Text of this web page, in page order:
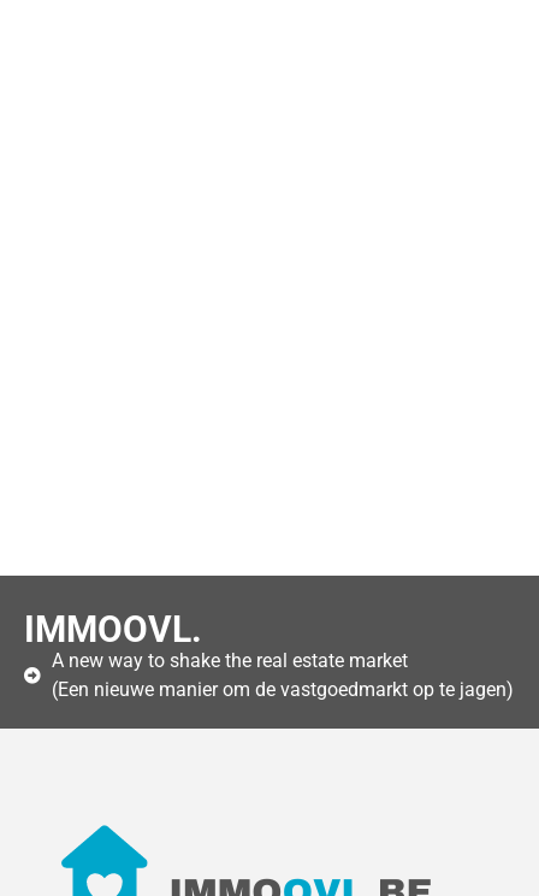
IMMOOVL.
A new way to shake the real estate market
(Een nieuwe manier om de vastgoedmarkt op te jagen)